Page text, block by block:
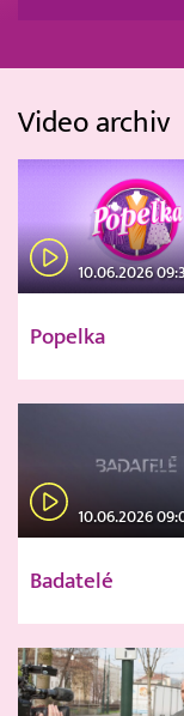
Video archiv
10.06.2026
Popelka
10.06.2026
Badatelé